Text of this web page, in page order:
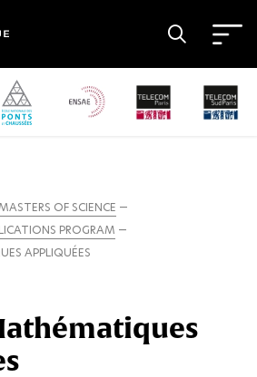
OF SCIENCE
PROGRAM
APPLIQUÉES